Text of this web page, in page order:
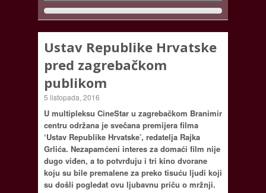
Ustav Republike Hrvatske
pred zagrebačkom
publikom
5 listopada, 2016
U multipleksu CineStar u zagrebačkom Branimir
centru održana je svečana premijera filma
‘Ustav Republike Hrvatske’, redatelja Rajka
Grlića. Nezapamćeni interes za domaći film nije
dugo viđen, a to potvrđuju i tri kino dvorane
koju su bile premalene za preko tisuću ljudi koji
su došli pogledat ovu ljubavnu priču o mržnji.